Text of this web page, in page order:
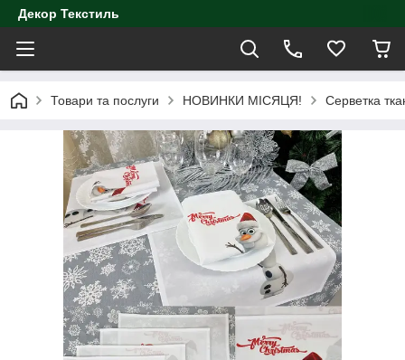
Декор Текстиль
Товари та послуги НОВИНКИ МІСЯЦЯ! Серветка